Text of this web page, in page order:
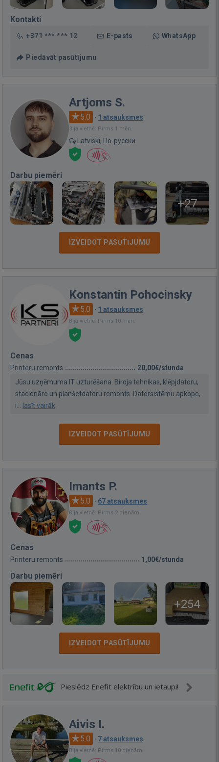
Kontakti
+371 *** *** 12 E-pasts WhatsApp
Piedāvāt pasūtījumu
Artjoms S.
5.0 · 1 atsauksmes
Bija vietnē: Pirms 1 mēn.
Latviski, По-русски
Darbu piemēri
+27
IZVEIDOT PASŪTĪJUMU
Konstantin Pohocinsky
5.0 · 1 atsauksmes
Bija vietnē: Pirms 10 mēn.
Cenas
Printeru remonts
20,00€/stunda
Jūsu uzņēmuma IT uzturēšana. Biroja tehnikas, klēpjdatoru,
stacionāro un planšetdatoru remonts. Datorsistēmu apkope,
i...
lasīt vairāk
IZVEIDOT PASŪTĪJUMU
Imants P.
5.0 · 67 atsauksmes
Bija vietnē: Pirms 2 dienām
Cenas
Printeru remonts 1,00€/stunda
Darbu piemēri
+254
IZVEIDOT PASŪTĪJUMU
Pieslēdz Enefit elektrību un ietaupi!
Aivis I.
5.0 · 7 atsauksmes
Bija vietnē: Pirms 10 dienām